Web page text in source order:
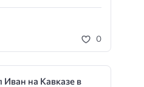
0
на Кавказе в